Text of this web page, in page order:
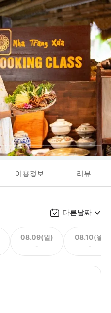
이용정보 리뷰
다른날짜
08.09(일)
-
08.10(월)
-